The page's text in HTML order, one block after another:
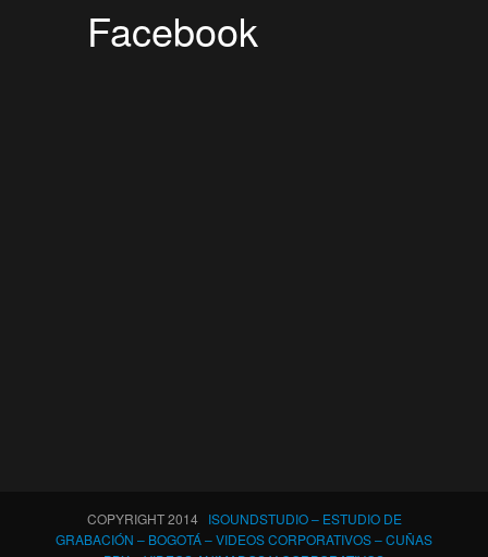
Facebook
COPYRIGHT 2014 ISOUNDSTUDIO – ESTUDIO DE
GRABACIÓN – BOGOTÁ – VIDEOS CORPORATIVOS – CUÑAS